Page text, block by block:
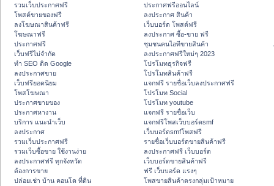
รวมเว็บประกาศฟรี
โพสต์ขายของฟรี
ลงโฆษณาสินค้าฟรี
โฆษณาฟรี
ประกาศฟรี
เว็บฟรีไม่จำกัด
ทำ SEO ติด Google
ลงประกาศขาย
เว็บฟรียอดนิยม
โพสโฆษณา
ประกาศขายของ
ประกาศหางาน
บริการ แนะนำเว็บ
ลงประกาศ
รวมเว็บประกาศฟรี
รวมเว็บซื้อขาย ใช้งานง่าย
ลงประกาศฟรี ทุกจังหวัด
ต้องการขาย
ปล่อยเช่า บ้าน คอนโด ที่ดิน
ประกาศฟรีออนไลน์
ลงประกาศ สินค้า
เว็บบอร์ด โพสต์ฟรี
ลงประกาศ ซื้อ-ขาย ฟรี
ชุมชนคนไอทีขายสินค้า
ลงประกาศฟรีใหม่ๆ 2023
โปรโมทธุรกิจฟรี
โปรโมทสินค้าฟรี
แจกฟรี รายชื่อเว็บลงประกาศฟรี
โปรโมท Social
โปรโมท youtube
แจกฟรี รายชื่อเว็บ
แจกฟรีโพสเว็บบอร์ดsmf
เว็บบอร์ดsmfโพสฟรี
รายชื่อเว็บบอร์ดขายสินค้าฟรี
ลงประกาศฟรี เว็บบอร์ด
เว็บบอร์ดขายสินค้าฟรี
ฟรี เว็บบอร์ด แรงๆ
โพสขายสินค้าตรงกลุ่มเป้าหมาย